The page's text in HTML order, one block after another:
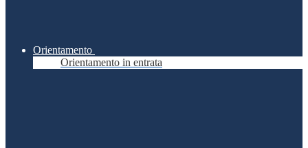
Orientamento
Orientamento in entrata